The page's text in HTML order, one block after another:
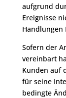
aufgrund
Ereignisse
Handlungen
Sofern der
vereinbart
Kunden auf
für seine
bedingte